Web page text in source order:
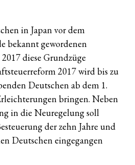
in Japan vor dem
bekannt gewordenen
diese Grundzüge
2017 wird bis zu
Deutschen ab dem 1.
bringen. Neben
in die Neuregelung soll
der zehn Jahre und
Deutschen eingegangen